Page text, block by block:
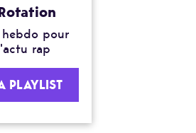
pour
rap
PLAYLIST